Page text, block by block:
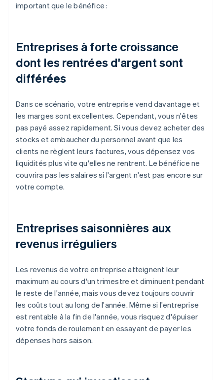
important que le bénéfice :
Entreprises à forte croissance
dont les rentrées d'argent sont
différées
Dans ce scénario, votre entreprise vend davantage et
les marges sont excellentes. Cependant, vous n'êtes
pas payé assez rapidement. Si vous devez acheter des
stocks et embaucher du personnel avant que les
clients ne règlent leurs factures, vous dépensez vos
liquidités plus vite qu'elles ne rentrent. Le bénéfice ne
couvrira pas les salaires si l'argent n'est pas encore sur
votre compte.
Entreprises saisonnières aux
revenus irréguliers
Les revenus de votre entreprise atteignent leur
maximum au cours d'un trimestre et diminuent pendant
le reste de l'année, mais vous devez toujours couvrir
les coûts tout au long de l'année. Même si l'entreprise
est rentable à la fin de l'année, vous risquez d'épuiser
votre fonds de roulement en essayant de payer les
dépenses hors saison.